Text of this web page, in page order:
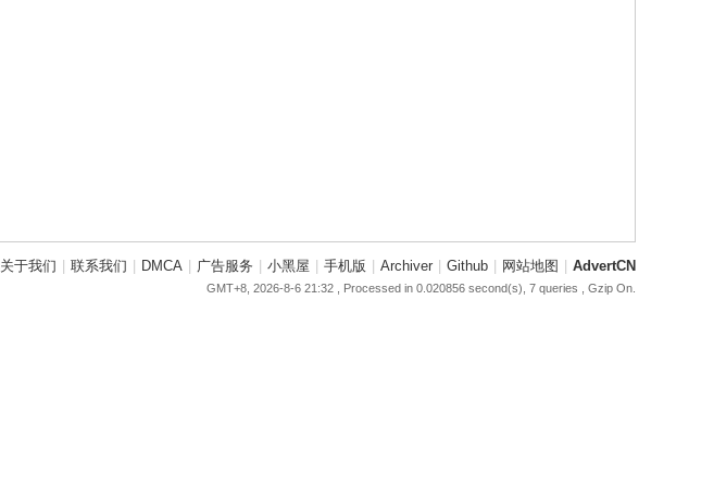
关于我们 联系我们 DMCA 广告服务 小黑屋 手机版 Archiver Github 网站地图 AdvertCN
GMT+8, 2026-8-6 21:32 , Processed in 0.020856 second(s), 7 queries , Gzip On.